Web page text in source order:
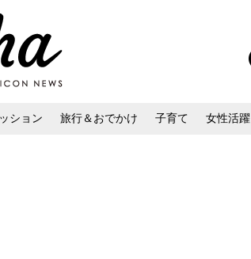
ション 旅行＆おでかけ 子育て 女性活躍